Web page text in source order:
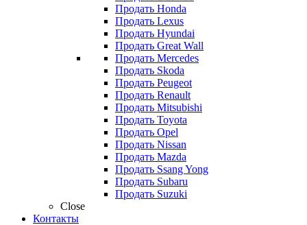
Продать Honda
Продать Lexus
Продать Hyundai
Продать Great Wall
Продать Mercedes
Продать Skoda
Продать Peugeot
Продать Renault
Продать Mitsubishi
Продать Toyota
Продать Opel
Продать Nissan
Продать Mazda
Продать Ssang Yong
Продать Subaru
Продать Suzuki
Close
Контакты